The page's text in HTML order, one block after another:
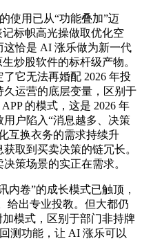
用已从“功能叠加”迈
标帜高光操做取优化空
恰是 AI 涨乐做为新一代
炒股软件的标杆级产物。
它无法再婚配 2026 年投
运营的底层变量，区别于
的模式，这是 2026 年
户陷入“消息越多、决策
互换衣务的需求持续升
取到买卖决策的链冗长。
策场景的实正在需求。
卷”的成长模式已触顶，
给出专业投教。但大都仍
模式，区别于部门非持牌
测功能，让 AI 涨乐可以